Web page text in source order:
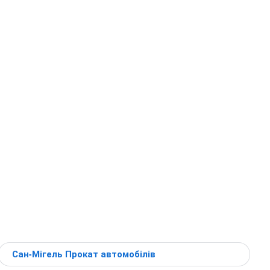
Сан-Мігель Прокат автомобілів